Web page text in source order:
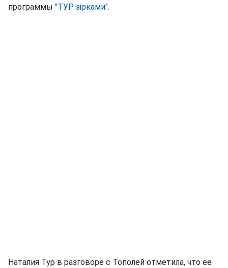
программы "ТУР зірками".
Наталия Тур в разговоре с Тополей отметила, что ее